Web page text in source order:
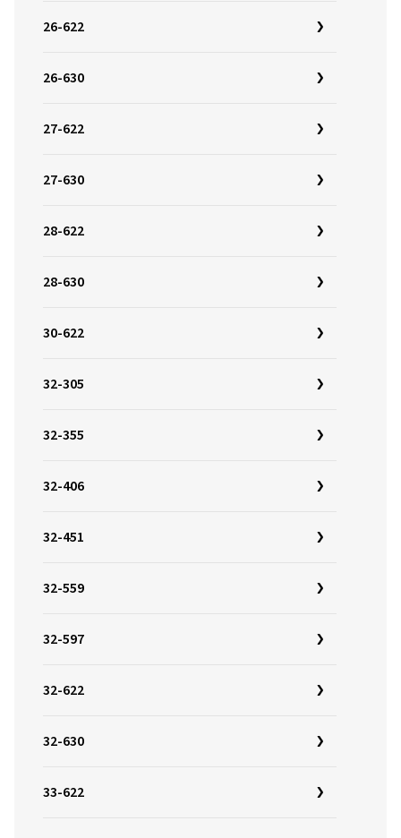
26-622
26-630
27-622
27-630
28-622
28-630
30-622
32-305
32-355
32-406
32-451
32-559
32-597
32-622
32-630
33-622